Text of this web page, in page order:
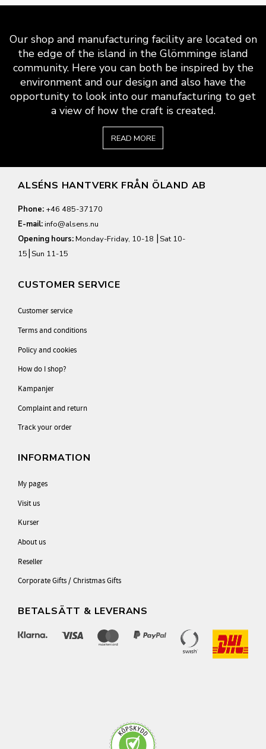
Our shop and manufacturing facility are located on
the edge of the island in the Glömminge island
community. Here you can both be inspired by the
environment and our design and also have the
opportunity to look into our manufacturing to get
a view of how the craft is created.
READ MORE
ALSÉNS HANTVERK FRÅN ÖLAND AB
Phone: +46 485-37170
E-mail:info@alsens.nu
Opening hours:Monday-Friday, 10-18 ⎮Sat 10-
15⎮Sun 11-15
CUSTOMER SERVICE
Customer service
Terms and conditions
Policy and cookies
How do I shop?
Kampanjer
Complaint and return
Track your order
INFORMATION
My pages
Visit us
Kurser
About us
Reseller
Corporate Gifts / Christmas Gifts
BETALSÄTT & LEVERANS